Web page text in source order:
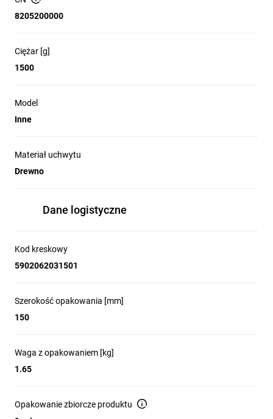
8205200000
Ciężar [g]
1500
Model
Inne
Materiał uchwytu
Drewno
Dane logistyczne
Kod kreskowy
5902062031501
Szerokość opakowania [mm]
150
Waga z opakowaniem [kg]
1.65
Opakowanie zbiorcze produktu